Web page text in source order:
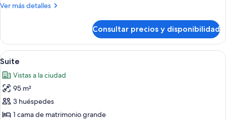
(4+2)
Ver más detalles
Más
habitaciones
comunicadas
(4+2)
Consultar precios y disponibilidad
Abrir
todas
las
fotos
de
Suite
Habitación de hotel con una cama
5
Suite
Vistas a la ciudad
95 m²
3 huéspedes
1 cama de matrimonio grande